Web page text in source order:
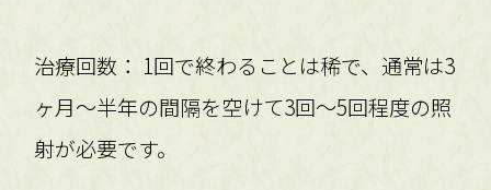
治療回数： 1回で終わることは稀で、通常は3
ヶ月〜半年の間隔を空けて3回〜5回程度の照
射が必要です。